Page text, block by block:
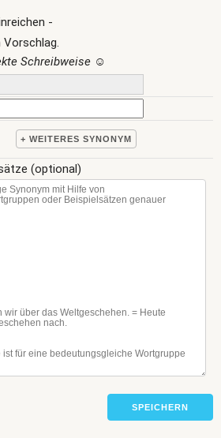
-
Schreibweise ☺
+ WEITERES SYNONYM
(optional)
SPEICHERN